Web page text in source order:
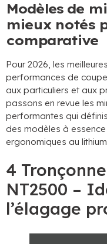
Modèles de
mieux notés
comparative
Pour 2026, les
performances de
aux particuliers et aux
passons en revue les
performantes qui
des modèles à
ergonomiques au
4
NT2500 –
l’élagage